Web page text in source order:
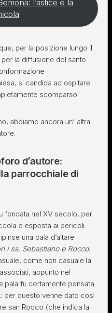
l’astice e la
per la posizione lungo il
la diffusione del santo
si candida ad ospitare
scomparso.
abbiamo ancora un’ altra
d’autore:
parrocchiale di
fondata nel XV secolo, per
e esposta ai pericoli.
una pala d’altare
i ss. Sebastiano e Rocco.
come non casuale la
appunto nel
pala fu certamente pensata
per questo venne dato così
san Rocco (che indica la